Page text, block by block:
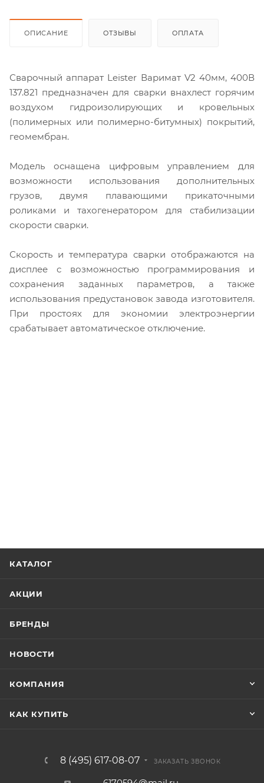
ОПИСАНИЕ ОТЗЫВЫ ОПЛАТА
Сварочный аппарат Leister Варимат V2 40мм, 400В
137.821 предназначен для сварки внахлест горячим
воздухом гидроизолирующих и кровельных
(полимерных или полимерно-битумных) покрытий,
геомембран.
Модель оснащена цифровым управлением для
возможности использования дополнительных
грузов, двумя плавающими прикаточными
роликами и тахогенератором для стабилизации
скорости сварки.
Скорость и температура сварки отображаются на
дисплее с возможностью программирования и
сохранения заданных параметров, а также
использования предустановок завода изготовителя.
При простоях для экономии электроэнергии
срабатывает автоматическое отключение.
КАТАЛОГ
АКЦИИ
БРЕНДЫ
НОВОСТИ
КОМПАНИЯ
КАК КУПИТЬ
8 (495) 617-08-07 ЗАКАЗАТЬ ЗВОНОК